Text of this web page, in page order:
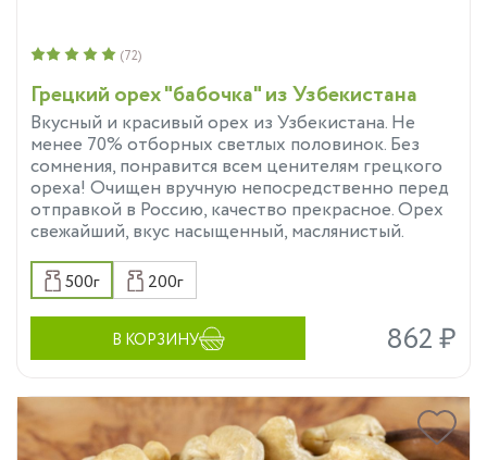
Грецкий орех "бабочка" из Узбекистана
Вкусный и красивый орех из Узбекистана. Не
менее 70% отборных светлых половинок. Без
сомнения, понравится всем ценителям грецкого
ореха! Очищен вручную непосредственно перед
отправкой в Россию, качество прекрасное. Орех
свежайший, вкус насыщенный, маслянистый.
(72)
500г 200г
В КОРЗИНУ 862 ₽